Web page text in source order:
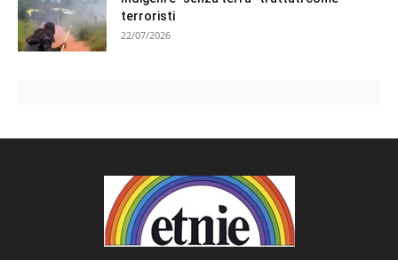
terroristi
22/07/2026